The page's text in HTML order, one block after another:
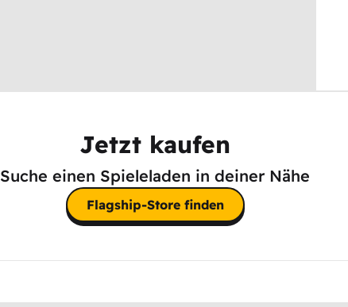
Jetzt kaufen
Suche einen Spieleladen in deiner Nähe
Flagship-Store finden